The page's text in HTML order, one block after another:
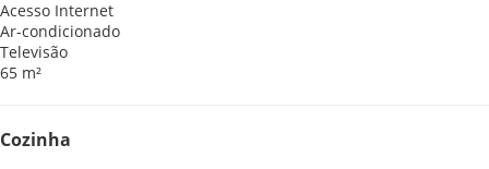
Acesso Internet
Ar-condicionado
Televisão
65 m²
Cozinha